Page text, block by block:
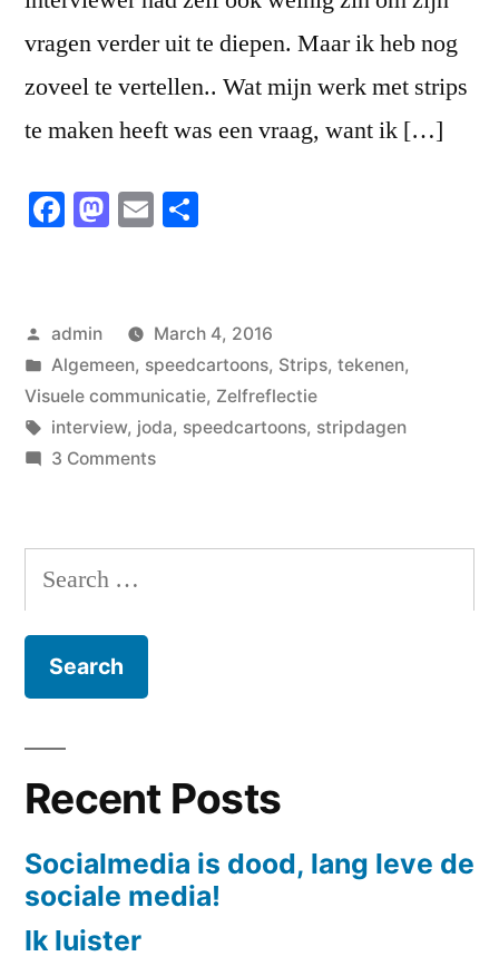
vragen verder uit te diepen. Maar ik heb nog
zoveel te vertellen.. Wat mijn werk met strips
te maken heeft was een vraag, want ik […]
Facebook
Mastodon
Email
Posted
by
admin
March 4, 2016
Posted
in
Algemeen, speedcartoons, Strips, tekenen,
Visuele communicatie, Zelfreflectie
Tags:
interview, joda, speedcartoons, stripdagen
3 Commentson
je
Search
for:
Recent Posts
Socialmedia is dood, lang leve de
sociale media!
Ik luister